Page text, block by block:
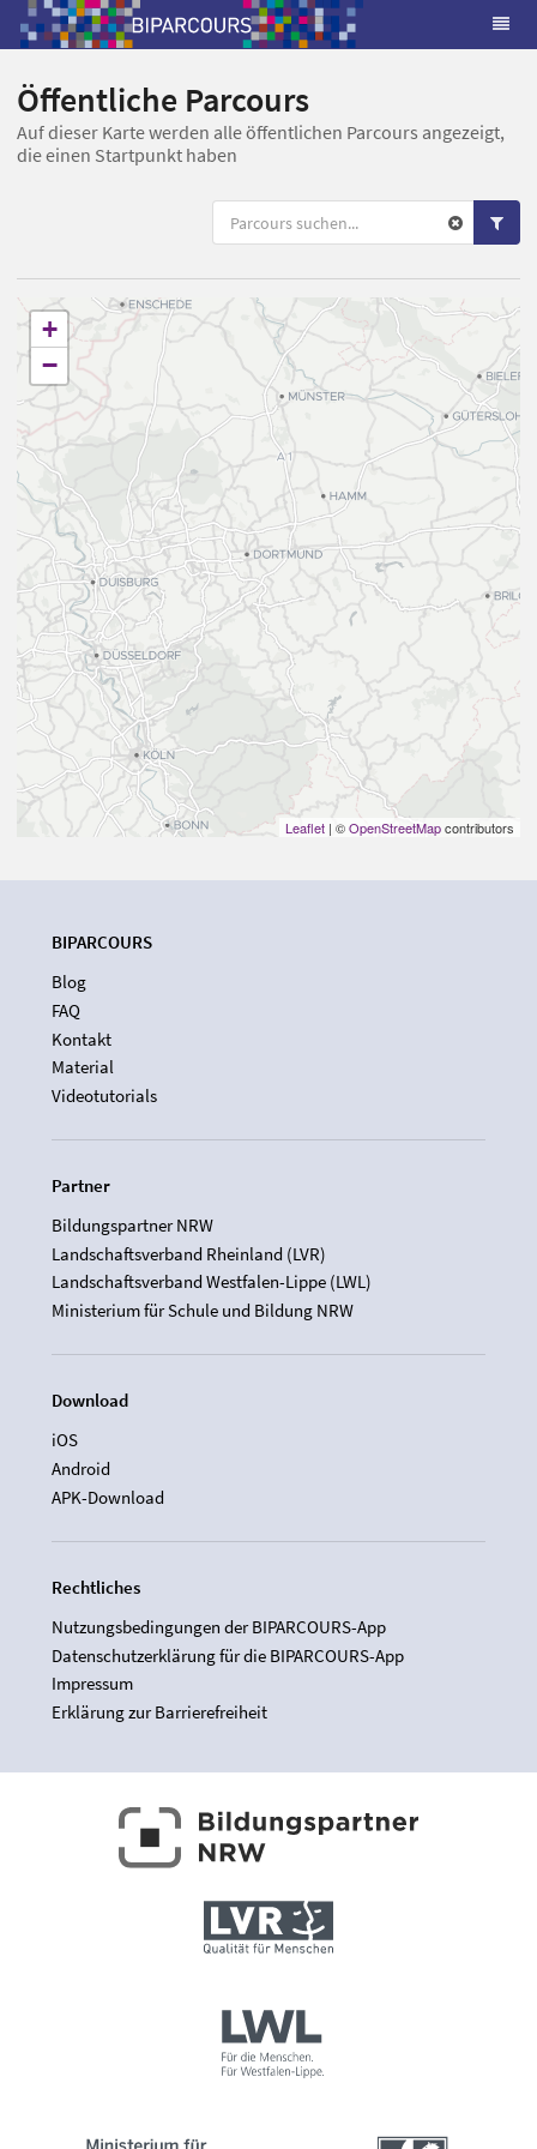
Öffentliche Parcours
Auf dieser Karte werden alle öffentlichen Parcours angezeigt,
die einen Startpunkt haben
+
−
Leaflet | ©OpenStreetMapcontributors
BIPARCOURS
Blog
FAQ
Kontakt
Material
Videotutorials
Partner
Bildungspartner NRW
Landschaftsverband Rheinland (LVR)
Landschaftsverband Westfalen-Lippe (LWL)
Ministerium für Schule und Bildung NRW
Download
iOS
Android
APK-Download
Rechtliches
Nutzungsbedingungen der BIPARCOURS-App
Datenschutzerklärung für die BIPARCOURS-App
Impressum
Erklärung zur Barrierefreiheit